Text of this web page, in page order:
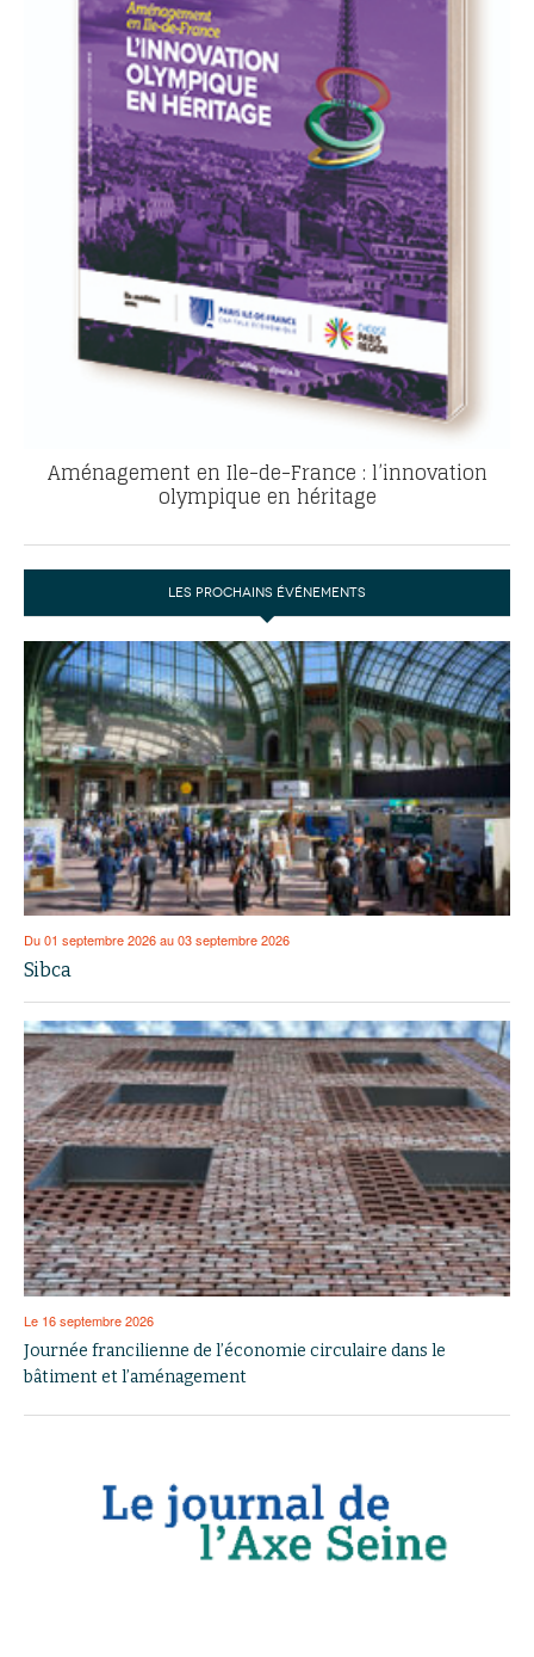
Aménagement en Ile-de-France : l’innovation
olympique en héritage
LES PROCHAINS ÉVÉNEMENTS
Du 01 septembre 2026 au 03 septembre 2026
Sibca
Le 16 septembre 2026
Journée francilienne de l’économie circulaire dans le
bâtiment et l’aménagement